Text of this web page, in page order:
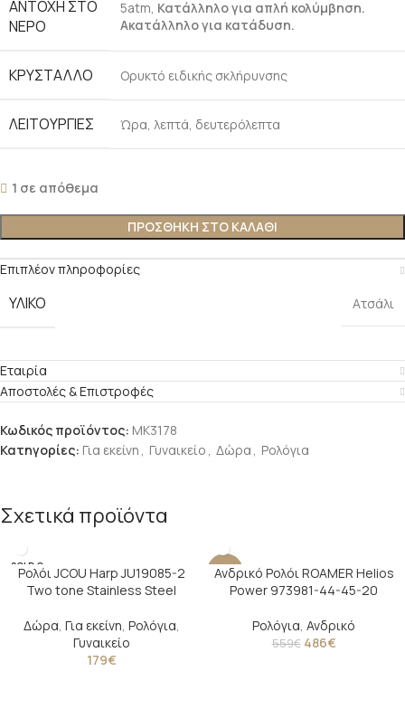
ΑΝΤΟΧΗ ΣΤΟ
ΝΕΡΟ
5atm, Κατάλληλο για απλή κολύμβηση.
Ακατάλληλο για κατάδυση.
ΚΡΥΣΤΑΛΛΟ Ορυκτό ειδικής σκλήρυνσης
ΛΕΙΤΟΥΡΓΙΕΣ Ώρα, λεπτά, δευτερόλεπτα
1 σε απόθεμα
ΠΡΟΣΘΗΚΗ ΣΤΟ ΚΑΛΑΘΙ
Επιπλέον πληροφορίες
ΥΛΙΚΟ Ατσάλι
Εταιρία
Αποστολές & Επιστροφές
Κωδικός προϊόντος: MK3178
Κατηγορίες: Για εκείνη , Γυναικείο , Δώρα , Ρολόγια
Σχετικά προϊόντα
SOLD O
UT
Ρολόι JCOU Harp JU19085-2
Two tone Stainless Steel
Δώρα, Για εκείνη, Ρολόγια,
Γυναικείο
179€
-13%
Ανδρικό Ρολόι ROAMER Helios
Power 973981-44-45-20
Ρολόγια, Ανδρικό
559€ 486€